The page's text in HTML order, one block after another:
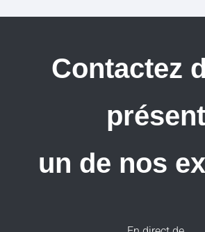
Contactez
présent
un de nos